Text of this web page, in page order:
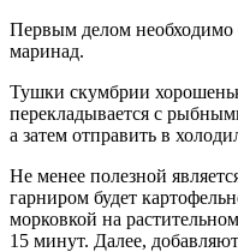
Первым делом необходимо
маринад.
Тушки скумбрии
перекладывается с
а затем отправить в
Не менее полезной
гарниром будет
морковкой на
15 минут. Далее,